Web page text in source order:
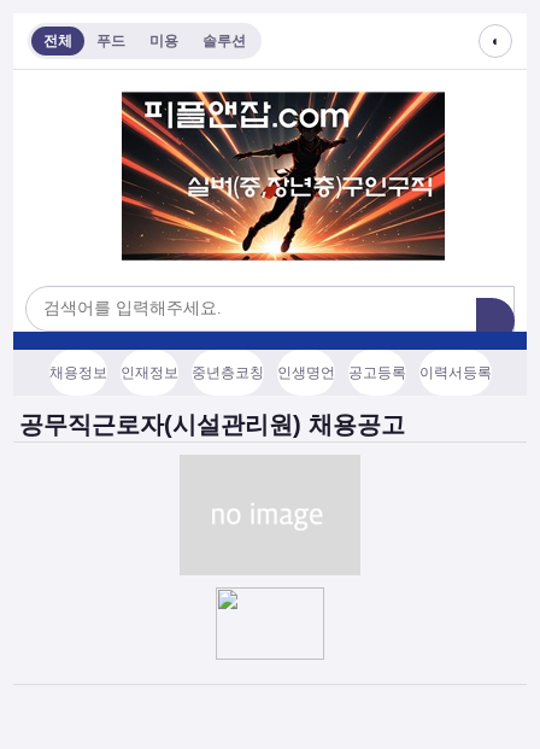
전체 푸드 미용 솔루션 ◐
채용정보 인재정보 중년층코칭 인생명언 공고등록 이력서등록
공무직근로자(시설관리원) 채용공고